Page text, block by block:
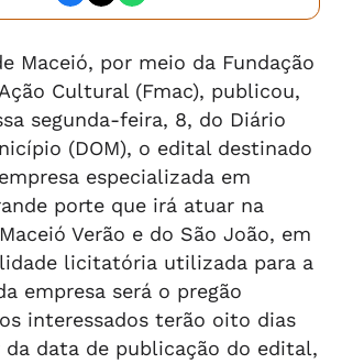
Maceió, por meio da Fundação
Cultural (Fmac), publicou,
segunda-feira, 8, do Diário
(DOM), o edital destinado
especializada em
porte que irá atuar na
Verão e do São João, em
licitatória utilizada para a
empresa será o pregão
interessados terão oito dias
data de publicação do edital,